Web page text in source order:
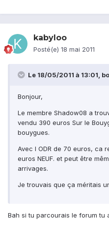
kabyloo
Posté(e) 18 mai 2011
Le 18/05/2011 à 13:01,
Bonjour,
Le membre Shadow08 a
vendu 390 euros Sur le
bouygues.
Avec l ODR de 70 euros, ca
euros NEUF. et peut être
arrivages.
Je trouvais que ça méritais
Bah si tu parcourais le forum tu